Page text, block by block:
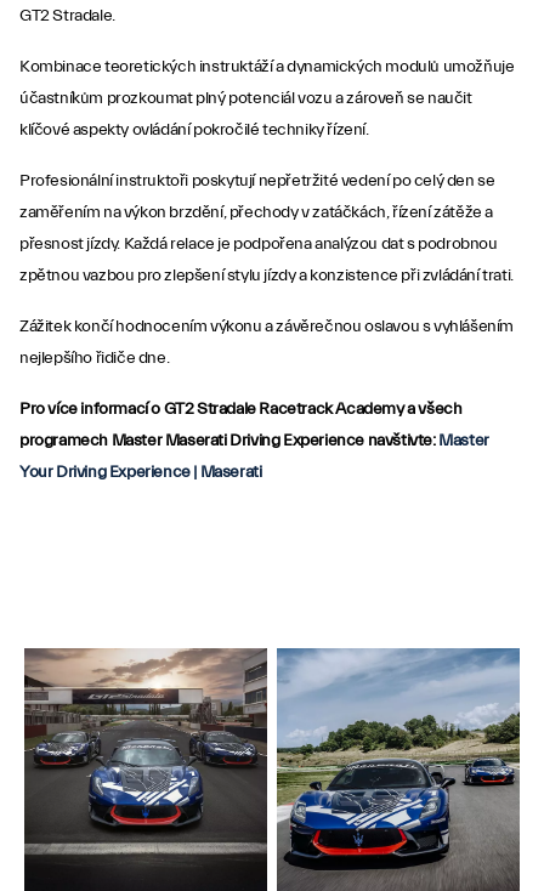
GT2 Stradale.
Kombinace teoretických instruktáží a dynamických modulů umožňuje
účastníkům prozkoumat plný potenciál vozu a zároveň se naučit
klíčové aspekty ovládání pokročilé techniky řízení.
Profesionální instruktoři poskytují nepřetržité vedení po celý den se
zaměřením na výkon brzdění, přechody v zatáčkách, řízení zátěže a
přesnost jízdy. Každá relace je podpořena analýzou dat s podrobnou
zpětnou vazbou pro zlepšení stylu jízdy a konzistence při zvládání trati.
Zážitek končí hodnocením výkonu a závěrečnou oslavou s vyhlášením
nejlepšího řidiče dne.
Pro více informací o GT2 Stradale Racetrack Academy a všech
programech Master Maserati Driving Experience navštivte:Master
Your Driving Experience | Maserati